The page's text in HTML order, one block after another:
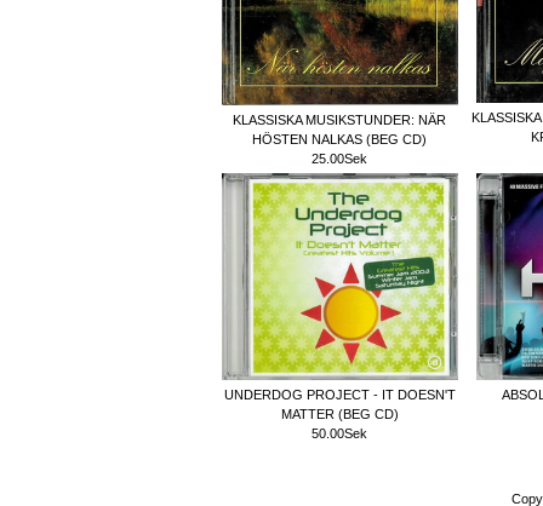
KLASSISKA MUSIKSTUNDER: NÄR
HÖSTEN NALKAS (BEG CD)
25.00Sek
UNDERDOG PROJECT - IT DOESN'T
MATTER (BEG CD)
50.00Sek